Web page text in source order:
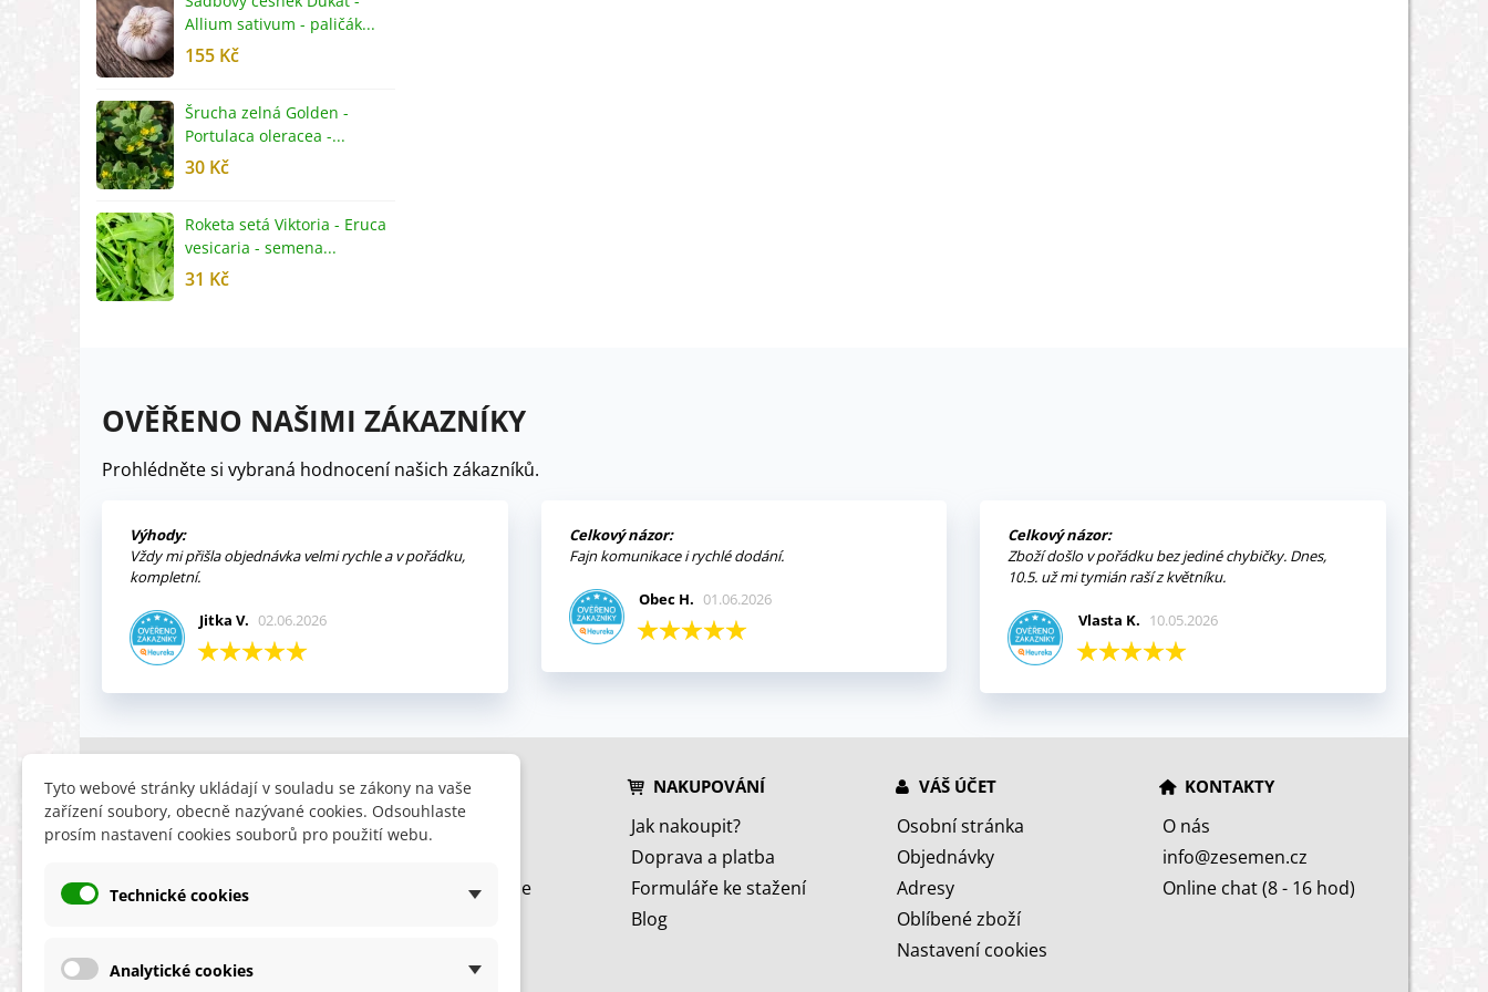
Allium sativum - paličák...
155 Kč
Šrucha zelná Golden -
Portulaca oleracea -...
30 Kč
Roketa setá Viktoria - Eruca
vesicaria - semena...
31 Kč
OVĚŘENO NAŠIMI ZÁKAZNÍKY
Prohlédněte si vybraná hodnocení našich zákazníků.
Výhody:
Vždy mi přišla objednávka velmi rychle a v pořádku,
kompletní.
Jitka V. 02.06.2026
Celkový názor:
Fajn komunikace i rychlé dodání.
Obec H. 01.06.2026
Celkový názor:
Zboží došlo v pořádku bez jediné chybičky. Dnes,
10.5. už mi tymián raší z květníku.
Vlasta K. 10.05.2026
INFORMACE
Obchodní podmínky
Ochrana osobních údajů
HLEDÁTE
Slevy
Nyní doporučujeme
NAKUPOVÁNÍ
Jak nakoupit?
Doprava a platba
Formuláře ke stažení
Blog
VÁŠ ÚČET
Osobní stránka
Objednávky
Adresy
Oblíbené zboží
Nastavení cookies
KONTAKTY
O nás
info@zesemen.cz
Online chat (8 - 16 hod)
Tyto webové stránky ukládají v souladu se zákony na vaše
zařízení soubory, obecně nazývané cookies. Odsouhlaste
prosím nastavení cookies souborů pro použití webu.
Technické cookies
Analytické cookies